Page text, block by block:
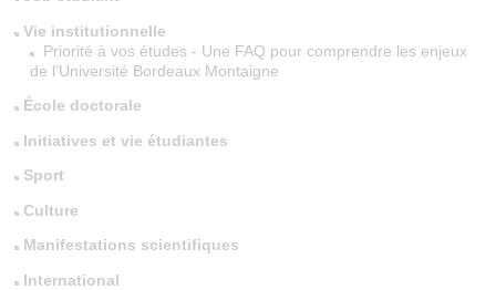
Vie institutionnelle
Priorité à vos études - Une FAQ pour comprendre les enjeux
de l’Université Bordeaux Montaigne
École doctorale
Initiatives et vie étudiantes
Sport
Culture
Manifestations scientifiques
International